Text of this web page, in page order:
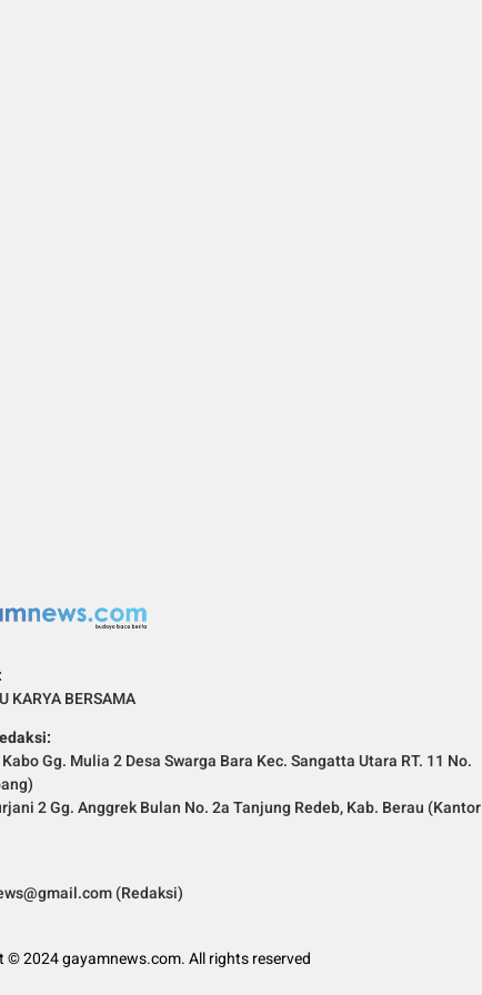
KARYA BERSAMA
Gg. Mulia 2 Desa Swarga Bara Kec. Sangatta Utara RT. 11 No.
2 Gg. Anggrek Bulan No. 2a Tanjung Redeb, Kab. Berau (Kantor
(Redaksi)
© 2024 gayamnews.com. All rights reserved